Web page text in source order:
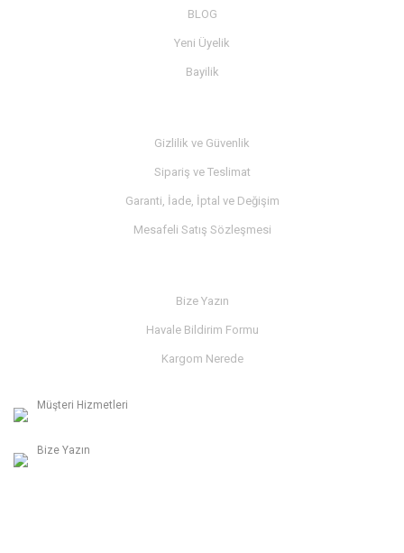
BLOG
Yeni Üyelik
Bayilik
Gizlilik ve Güvenlik
Sipariş ve Teslimat
Garanti, İade, İptal ve Değişim
Mesafeli Satış Sözleşmesi
Bize Yazın
Havale Bildirim Formu
Kargom Nerede
Müşteri Hizmetleri
Bize Yazın